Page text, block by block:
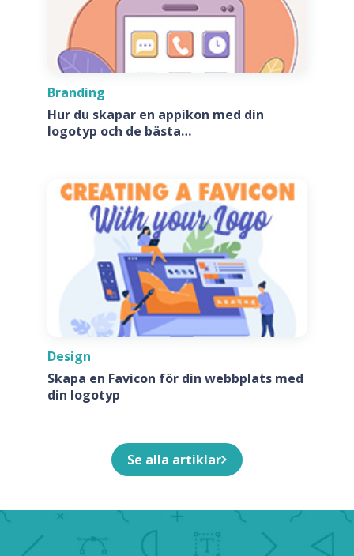
Branding
Hur du skapar en appikon med din
logotyp och de bästa
Design
Skapa en Favicon för din webbplats med
din logotyp
Se alla artiklar